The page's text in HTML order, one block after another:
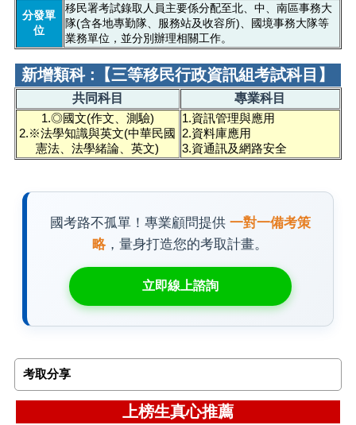
分發單
位
移民署考試錄取人員主要係分配至北、中、南區事務大
隊(含各地專勤隊、服務站及收容所)、國境事務大隊等
業務單位，並分別辦理相關工作。
新增類科 :【三等移民行政資訊組考試科目 】
共同科目
專業科目
1.◎國文(作文、測驗)
2.※法學知識與英文(中華民國
憲法、法學緒論、英文)
1.資訊管理與應用
2.資料庫應用
3.資通訊及網路安全
國考路不孤單！專業顧問提供 一對一備考策
略，量身打造您的考取計畫。
立即線上諮詢
考取分享
上榜生真心推薦